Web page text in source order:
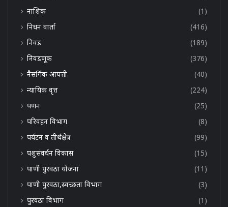
नाशिक
(1)
निधन वार्ता
(416)
निवड
(189)
निवडणूक
(376)
नैसर्गिक आपत्ती
(40)
न्यायिक वृत्त
(224)
पणन
(25)
परिवहन विभाग
(8)
पर्यटन व तीर्थक्षेत्र
(99)
पशुसंवर्धन विकास
(15)
पाणी पुरवठा योजना
(11)
पाणी पुरवठा,स्वच्छता विभाग
(3)
पुरवठा विभाग
(1)